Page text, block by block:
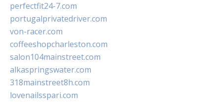
perfectfit24-7.com
portugalprivatedriver.com
von-racer.com
coffeeshopcharleston.com
salon104mainstreet.com
alkaspringswater.com
318mainstreet8h.com
lovenailsspari.com